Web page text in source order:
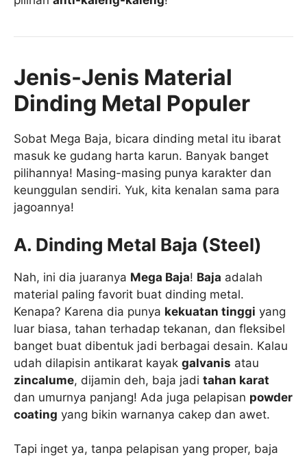
Jenis-Jenis Material
Dinding Metal Populer
Sobat Mega Baja, bicara dinding metal itu ibarat
masuk ke gudang harta karun. Banyak banget
pilihannya! Masing-masing punya karakter dan
keunggulan sendiri. Yuk, kita kenalan sama para
jagoannya!
A. Dinding Metal Baja (Steel)
Nah, ini dia juaranya Mega Baja! Baja adalah
material paling favorit buat dinding metal.
Kenapa? Karena dia punya kekuatan tinggi yang
luar biasa, tahan terhadap tekanan, dan fleksibel
banget buat dibentuk jadi berbagai desain. Kalau
udah dilapisin antikarat kayak galvanis atau
zincalume, dijamin deh, baja jadi tahan karat
dan umurnya panjang! Ada juga pelapisan powder
coating yang bikin warnanya cakep dan awet.
Tapi inget ya, tanpa pelapisan yang proper, baja